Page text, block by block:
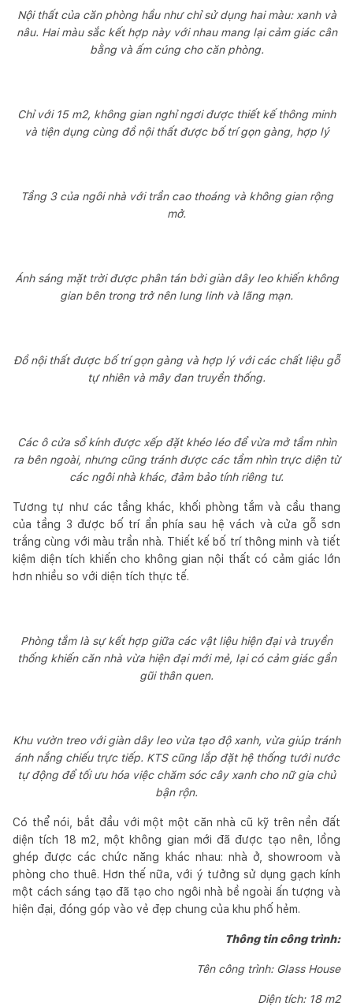
Nội thất của căn phòng hầu như chỉ sử dụng hai màu: xanh và
nâu. Hai màu sắc kết hợp này với nhau mang lại cảm giác cân
bằng và ấm cúng cho căn phòng.
Chỉ với 15 m2, không gian nghỉ ngơi được thiết kế thông minh
và tiện dụng cùng đồ nội thất được bố trí gọn gàng, hợp lý
Tầng 3 của ngôi nhà với trần cao thoáng và không gian rộng
mở.
Ánh sáng mặt trời được phân tán bởi giàn dây leo khiến không
gian bên trong trở nên lung linh và lãng mạn.
Đồ nội thất được bố trí gọn gàng và hợp lý với các chất liệu gỗ
tự nhiên và mây đan truyền thống.
Các ô cửa sổ kính được xếp đặt khéo léo để vừa mở tầm nhìn
ra bên ngoài, nhưng cũng tránh được các tầm nhìn trực diện từ
các ngôi nhà khác, đảm bảo tính riêng tư.
Tương tự như các tầng khác, khối phòng tắm và cầu thang
của tầng 3 được bố trí ẩn phía sau hệ vách và cửa gỗ sơn
trắng cùng với màu trần nhà. Thiết kế bố trí thông minh và tiết
kiệm diện tích khiến cho không gian nội thất có cảm giác lớn
hơn nhiều so với diện tích thực tế.
Phòng tắm là sự kết hợp giữa các vật liệu hiện đại và truyền
thống khiến căn nhà vừa hiện đại mới mẻ, lại có cảm giác gần
gũi thân quen.
Khu vườn treo với giàn dây leo vừa tạo độ xanh, vừa giúp tránh
ánh nắng chiếu trực tiếp. KTS cũng lắp đặt hệ thống tưới nước
tự động để tối ưu hóa việc chăm sóc cây xanh cho nữ gia chủ
bận rộn.
Có thể nói, bắt đầu với một một căn nhà cũ kỹ trên nền đất
diện tích 18 m2, một không gian mới đã được tạo nên, lồng
ghép được các chức năng khác nhau: nhà ở, showroom và
phòng cho thuê. Hơn thế nữa, với ý tưởng sử dụng gạch kính
một cách sáng tạo đã tạo cho ngôi nhà bề ngoài ấn tượng và
hiện đại, đóng góp vào vẻ đẹp chung của khu phố hẻm.
Thông tin công trình:
Tên công trình: Glass House
Diện tích: 18 m2